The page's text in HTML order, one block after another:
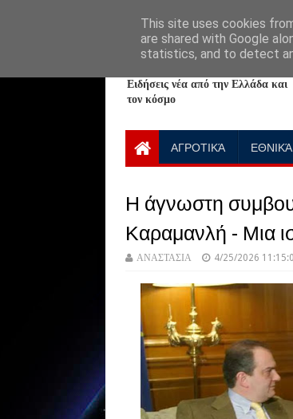
NewPlanet09
Ειδήσεις νέα από την Ελλάδα και
τον κόσμο
ΑΓΡΟΤΙΚΆ
Η άγνωστη
Καραμανλή - Μια
ΑΝΑΣΤΑΣΙΑ 4/25/2026
This site uses cookies
are shared with Google
statistics, and to detect